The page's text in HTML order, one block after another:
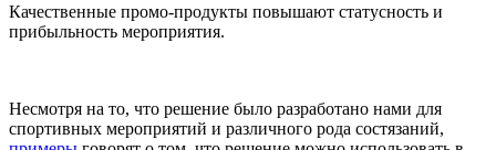
Качественные промо-продукты повышают статусность и
прибыльность мероприятия.
Несмотря на то, что решение было разработано нами для
спортивных мероприятий и различного рода состязаний,